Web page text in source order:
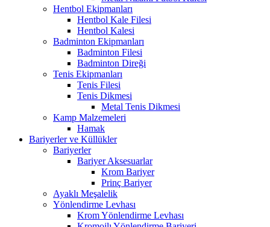
Hentbol Ekipmanları
Hentbol Kale Filesi
Hentbol Kalesi
Badminton Ekipmanları
Badminton Filesi
Badminton Direği
Tenis Ekipmanları
Tenis Filesi
Tenis Dikmesi
Metal Tenis Dikmesi
Kamp Malzemeleri
Hamak
Bariyerler ve Küllükler
Bariyerler
Bariyer Aksesuarlar
Krom Bariyer
Prinç Bariyer
Ayaklı Meşalelik
Yönlendirme Levhası
Krom Yönlendirme Levhası